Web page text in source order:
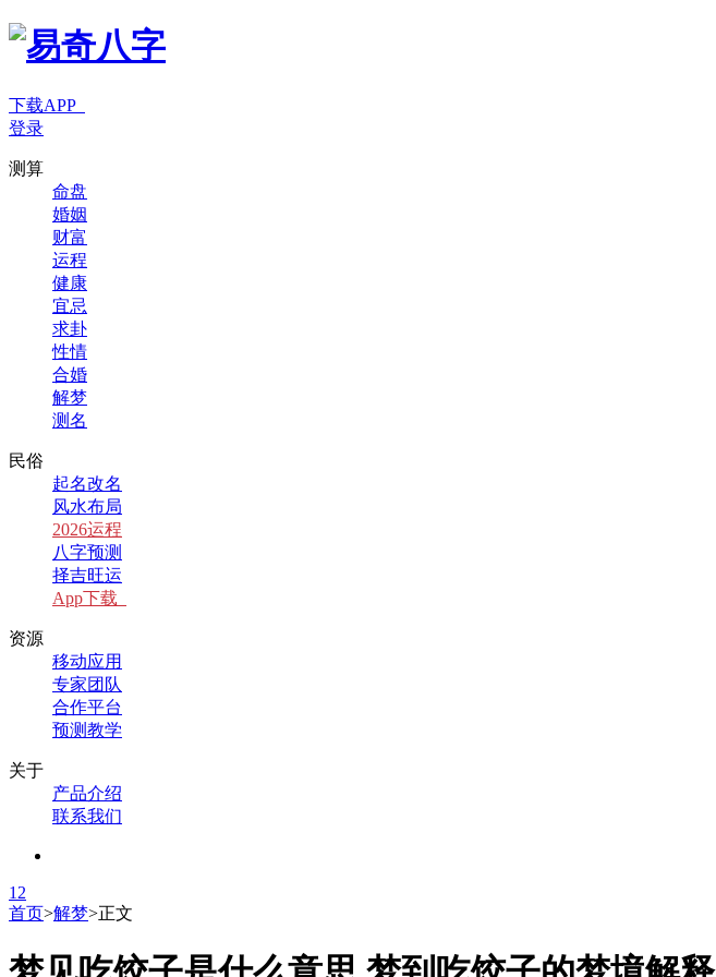
下载APP
登录
测算
命盘
婚姻
财富
运程
健康
宜忌
求卦
性情
合婚
解梦
测名
民俗
起名改名
风水布局
2026运程
八字预测
择吉旺运
App下载
资源
移动应用
专家团队
合作平台
预测教学
关于
产品介绍
联系我们
1 2
首页>解梦>正文